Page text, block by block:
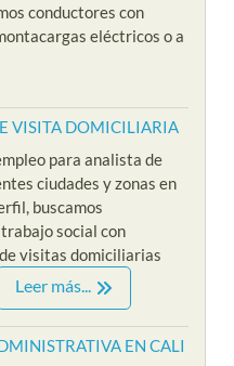
conductores con
eléctricos o a
VISITA DOMICILIARIA
para analista de
ciudades y zonas en
buscamos
social con
visitas domiciliarias
Leer más...
EN CALI